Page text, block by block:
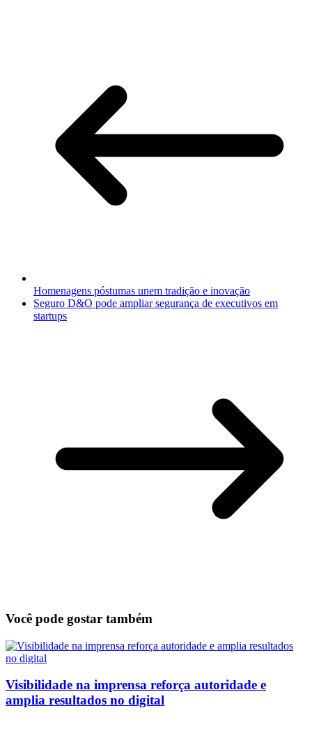
Homenagens póstumas unem tradição e inovação
Seguro D&O pode ampliar segurança de executivos em
startups
Você pode gostar também
Visibilidade na imprensa reforça autoridade e
amplia resultados no digital